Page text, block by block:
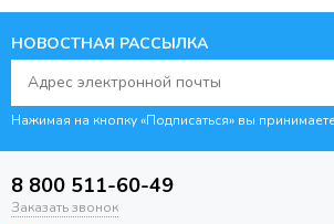
НОВОСТНАЯ РАССЫЛКА
Нажимая на кнопку «Подписаться» вы
8 800 511-60-49
Заказать звонок